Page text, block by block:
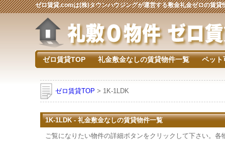
ゼロ賃貸.comは(株)タウンハウジングが運営する敷金礼金ゼロの賃貸
ゼロ賃貸TOP 礼金敷金なしの賃貸物件一覧 ペット
ゼロ賃貸TOP > 1K-1LDK
1K-1LDK - 礼金敷金なしの賃貸物件一覧
ご覧になりたい物件の詳細ボタンをクリックして下さい。各